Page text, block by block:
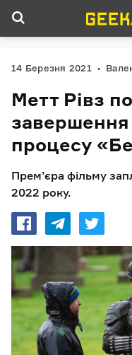
14 Березня 2021
Метт Рівз
завершення
процесу
Прем’єра фільму
2022 року.